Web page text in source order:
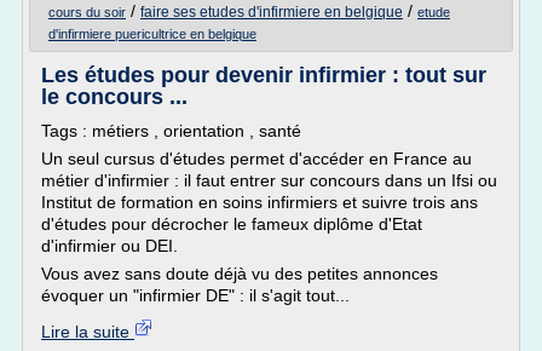
cours du soir / faire ses etudes d'infirmiere en belgique / etude
d'infirmiere puericultrice en belgique
Les études pour devenir infirmier : tout sur
le concours ...
Tags : métiers , orientation , santé
Un seul cursus d'études permet d'accéder en France au
métier d'infirmier : il faut entrer sur concours dans un Ifsi ou
Institut de formation en soins infirmiers et suivre trois ans
d'études pour décrocher le fameux diplôme d'Etat
d'infirmier ou DEI.
Vous avez sans doute déjà vu des petites annonces
évoquer un "infirmier DE" : il s'agit tout...
Lire la suite